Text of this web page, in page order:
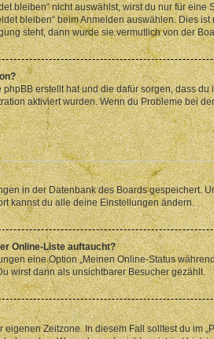
bleiben“ nicht auswählst, wirst du nur für
bleiben“ beim Anmelden auswählen. Dies
steht, dann wurde sie vermutlich von der
erstellt hat und die dafür sorgen, dass
aktiviert wurden. Wenn du Probleme bei
in der Datenbank des Boards gespeichert.
kannst du alle deine Einstellungen ändern.
Online-Liste auftaucht?
eine Option „Meinen Online-Status
wirst dann als unsichtbarer Besucher gezählt.
Zeitzone. In diesem Fall solltest du im